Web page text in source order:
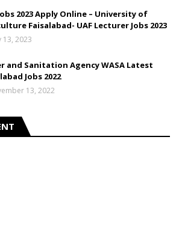
2023 Apply Online – University of
Faisalabad- UAF Lecturer Jobs 2023
13, 2023
and Sanitation Agency WASA Latest
Jobs 2022
13, 2022